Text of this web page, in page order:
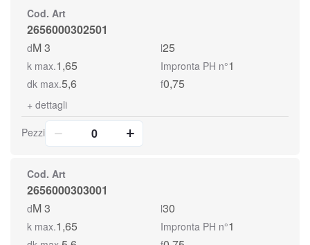
Cod. Art
2656000302501
dM 3 l25
k max.1,65 Impronta PH n°1
dk max.5,6 f0,75
+ dettagli
Pezzi
Cod. Art
2656000303001
dM 3 l30
k max.1,65 Impronta PH n°1